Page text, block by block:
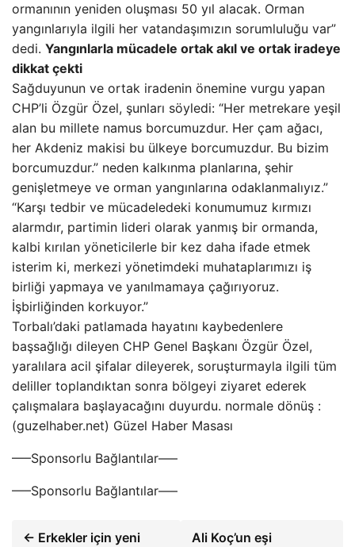
ormanının yeniden oluşması 50 yıl alacak. Orman
yangınlarıyla ilgili her vatandaşımızın sorumluluğu var”
dedi. Yangınlarla mücadele ortak akıl ve ortak iradeye
dikkat çekti
Sağduyunun ve ortak iradenin önemine vurgu yapan
CHP’li Özgür Özel, şunları söyledi: “Her metrekare yeşil
alan bu millete namus borcumuzdur. Her çam ağacı,
her Akdeniz makisi bu ülkeye borcumuzdur. Bu bizim
borcumuzdur.” neden kalkınma planlarına, şehir
genişletmeye ve orman yangınlarına odaklanmalıyız.”
“Karşı tedbir ve mücadeledeki konumumuz kırmızı
alarmdır, partimin lideri olarak yanmış bir ormanda,
kalbi kırılan yöneticilerle bir kez daha ifade etmek
isterim ki, merkezi yönetimdeki muhataplarımızı iş
birliği yapmaya ve yanılmamaya çağırıyoruz.
İşbirliğinden korkuyor.”
Torbalı’daki patlamada hayatını kaybedenlere
başsağlığı dileyen CHP Genel Başkanı Özgür Özel,
yaralılara acil şifalar dileyerek, soruşturmayla ilgili tüm
deliller toplandıktan sonra bölgeyi ziyaret ederek
çalışmalara başlayacağını duyurdu. normale dönüş :
(guzelhaber.net) Güzel Haber Masası
—–Sponsorlu Bağlantılar—–
—–Sponsorlu Bağlantılar—–
← Erkekler için yeni
Ali Koç’un eşi